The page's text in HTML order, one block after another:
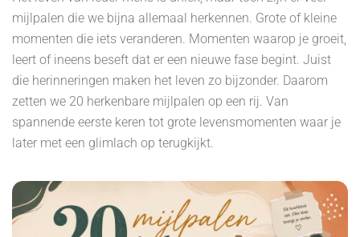
mijlpalen die we bijna allemaal herkennen. Grote of kleine
momenten die iets veranderen. Momenten waarop je groeit,
leert of ineens beseft dat er een nieuwe fase begint. Juist
die herinneringen maken het leven zo bijzonder. Daarom
zetten we 20 herkenbare mijlpalen op een rij. Van
spannende eerste keren tot grote levensmomenten waar je
later met een glimlach op terugkijkt.